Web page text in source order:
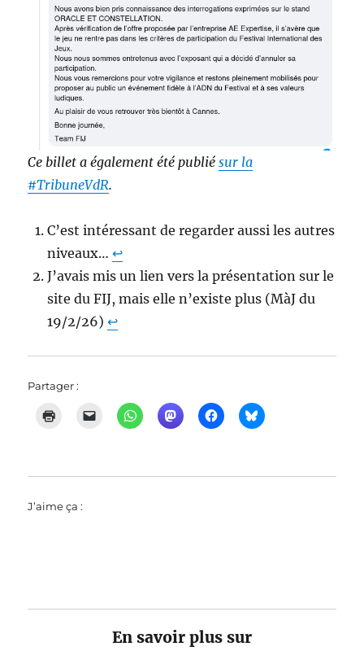
Ce billet a également été publiésur la
#TribuneVdR.
C’est intéressant de regarder aussi les autres
niveaux…↩︎
J’avais mis un lien vers la présentation sur le
site du FIJ, mais elle n’existe plus (MàJ du
19/2/26)↩︎
Partager :
J’aime ça :
En savoir plus sur